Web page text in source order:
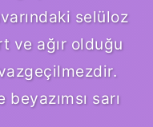
selüloz
ve ağır olduğu
sarı